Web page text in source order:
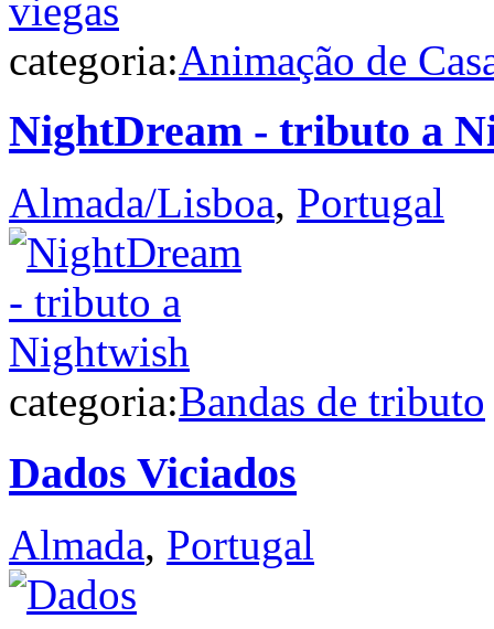
categoria:Animação de
NightDream - tributo a
Almada/Lisboa, Portugal
categoria:Bandas de tributo
Dados Viciados
Almada, Portugal